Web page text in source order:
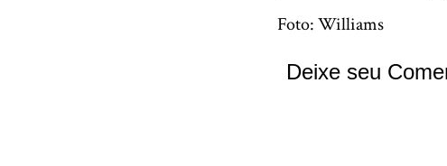
Foto: Williams
Deixe seu